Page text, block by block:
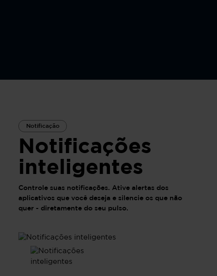
Notificação
Notificações
inteligentes
Controle suas notificações. Ative alertas dos
aplicativos que você deseja e silencie os que não
quer - diretamente do seu pulso.